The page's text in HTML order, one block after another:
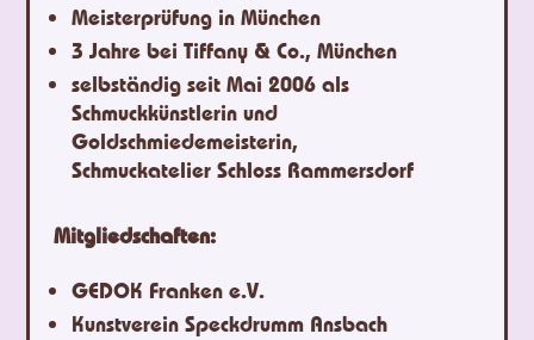
Meisterprüfung in München
3 Jahre bei Tiffany & Co., München
selbständig seit Mai 2006 als
Schmuckkünstlerin und
Goldschmiedemeisterin,
Schmuckatelier Schloss Rammersdorf
Mitgliedschaften:
GEDOK Franken e.V.
Kunstverein Speckdrumm Ansbach